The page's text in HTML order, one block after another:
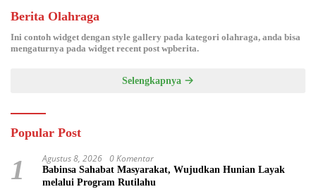
Berita Olahraga
Ini contoh widget dengan style gallery pada kategori olahraga, anda bisa
mengaturnya pada widget recent post wpberita.
Selengkapnya
Popular Post
1 Agustus 8, 2026 0 Komentar
Babinsa Sahabat Masyarakat, Wujudkan Hunian Layak
melalui Program Rutilahu